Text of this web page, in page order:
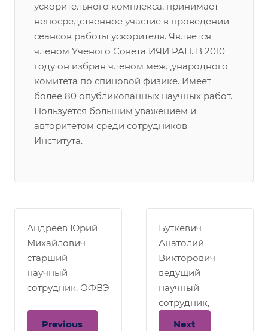
ускорительного комплекса, принимает
непосредственное участие в проведении
сеансов работы ускорителя. Является
членом Ученого Совета ИЯИ РАН. В 2010
году он избран членом международного
комитета по спиновой физике. Имеет
более 80 опубликованных научных работ.
Пользуется большим уважением и
авторитетом среди сотрудников
Института.
Андреев Юрий
Михайлович
старший
научный
сотрудник, ОФВЭ
Previous
Буткевич
Анатолий
Викторович
ведущий
научный
сотрудник,
Next